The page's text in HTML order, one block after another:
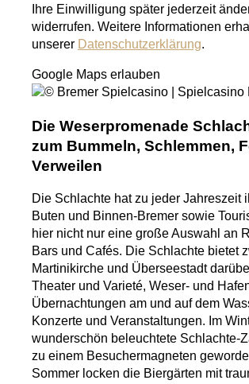
Ihre Einwilligung später jederzeit
widerrufen. Weitere Informationen
unserer Datenschutzerklärung.
Google Maps erlauben
Die Weserpromenade
zum Bummeln, Schlemmen,
Verweilen
Die Schlachte hat zu jeder Jahreszeit
Buten und Binnen-Bremer sowie
hier nicht nur eine große Auswahl an
Bars und Cafés. Die Schlachte bietet
Martinikirche und Überseestadt
Theater und Varieté, Weser- und
Übernachtungen am und auf dem
Konzerte und Veranstaltungen. Im
wunderschön beleuchtete Schlachte-
zu einem Besuchermagneten
Sommer locken die Biergärten mit